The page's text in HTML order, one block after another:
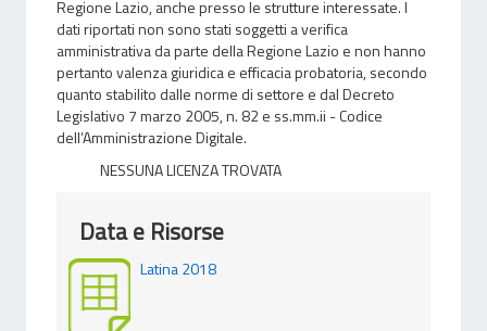
Regione Lazio, anche presso le strutture interessate. I
dati riportati non sono stati soggetti a verifica
amministrativa da parte della Regione Lazio e non hanno
pertanto valenza giuridica e efficacia probatoria, secondo
quanto stabilito dalle norme di settore e dal Decreto
Legislativo 7 marzo 2005, n. 82 e ss.mm.ii - Codice
dell’Amministrazione Digitale.
NESSUNA LICENZA TROVATA
Data e Risorse
Latina 2018